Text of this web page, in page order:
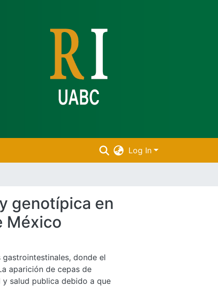
Log In
genotípica en
México
donde el
aparición de cepas de
y salud publica debido a que